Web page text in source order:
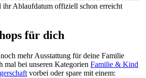
ihr Ablaufdatum offiziell schon erreicht
für dich
mehr Ausstattung für deine Familie
mal bei unseren Kategorien Familie & Kind
vorbei oder spare mit einem: